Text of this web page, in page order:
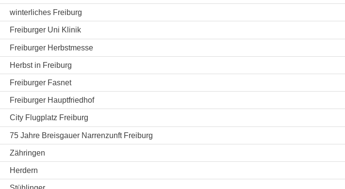
winterliches Freiburg
Freiburger Uni Klinik
Freiburger Herbstmesse
Herbst in Freiburg
Freiburger Fasnet
Freiburger Hauptfriedhof
City Flugplatz Freiburg
75 Jahre Breisgauer Narrenzunft Freiburg
Zähringen
Herdern